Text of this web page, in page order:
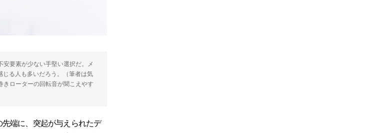
要素が少ない手堅い選択だ。メ
る人も多いだろう。（筆者は気
きローターの回転音が聞こえやす
端に、突起が与えられたデ